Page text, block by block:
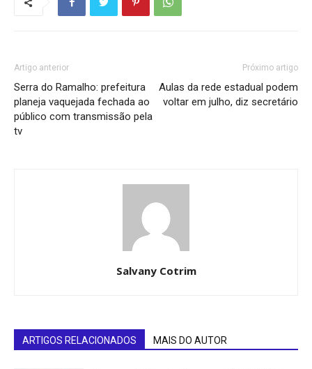
Artigo anterior
Serra do Ramalho: prefeitura
planeja vaquejada fechada ao
público com transmissão pela
tv
Próximo artigo
Aulas da rede estadual podem
voltar em julho, diz secretário
Salvany Cotrim
ARTIGOS RELACIONADOS MAIS DO AUTOR